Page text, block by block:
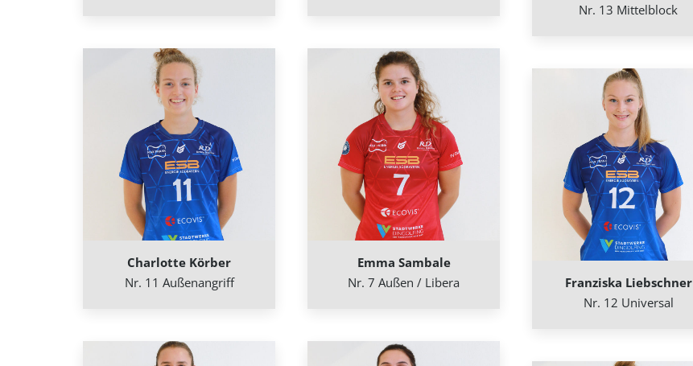
Nr. 13 Mittelblock
Charlotte Körber
Nr. 11 Außenangriff
Emma Sambale
Nr. 7 Außen / Libera
Franziska Liebschner
Nr. 12 Universal